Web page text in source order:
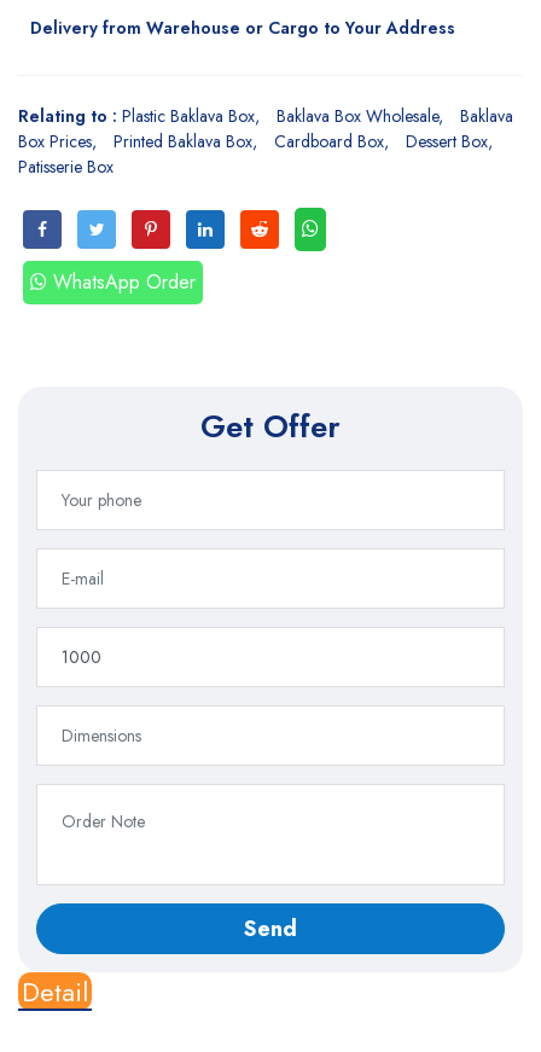
Delivery from Warehouse or Cargo to Your Address
Relating to : Plastic Baklava Box Baklava Box Wholesale
Baklava
Box Prices
Printed Baklava Box Cardboard Box
Dessert Box
Patisserie Box
WhatsApp Order
Get Offer
Detail